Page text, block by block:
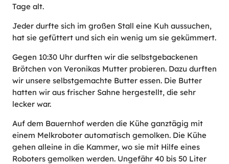
Tage alt.
Jeder durfte sich im großen Stall eine Kuh aussuchen,
hat sie gefüttert und sich ein wenig um sie gekümmert.
Gegen 10:30 Uhr durften wir die selbstgebackenen
Brötchen von Veronikas Mutter probieren. Dazu durften
wir unsere selbstgemachte Butter essen. Die Butter
hatten wir aus frischer Sahne hergestellt, die sehr
lecker war.
Auf dem Bauernhof werden die Kühe ganztägig mit
einem Melkroboter automatisch gemolken. Die Kühe
gehen alleine in die Kammer, wo sie mit Hilfe eines
Roboters gemolken werden. Ungefähr 40 bis 50 Liter